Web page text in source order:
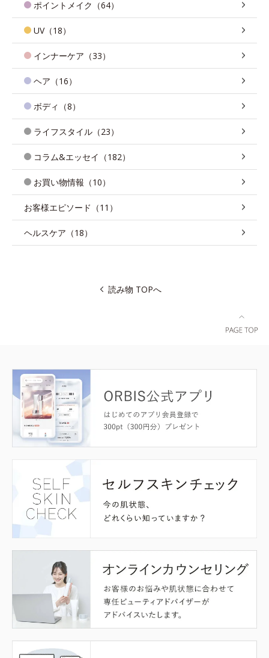
ポイントメイク（64）
UV（18）
インナーケア（33）
ヘア（16）
ボディ（8）
ライフスタイル（23）
コラム&エッセイ（182）
お買い物情報（10）
お客様エピソード（11）
ヘルスケア（18）
読み物 TOPへ